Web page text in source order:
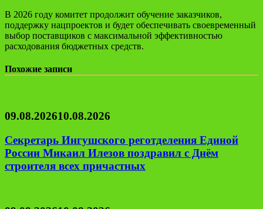
В 2026 году комитет продолжит обучение заказчиков,
поддержку нацпроектов и будет обеспечивать своевременный
выбор поставщиков с максимальной эффективностью
расходования бюджетных средств.
Похожие записи
09.08.202610.08.2026
Секретарь Ингушского реготделения Единой
России Микаил Илезов поздравил с Днём
строителя всех причастных